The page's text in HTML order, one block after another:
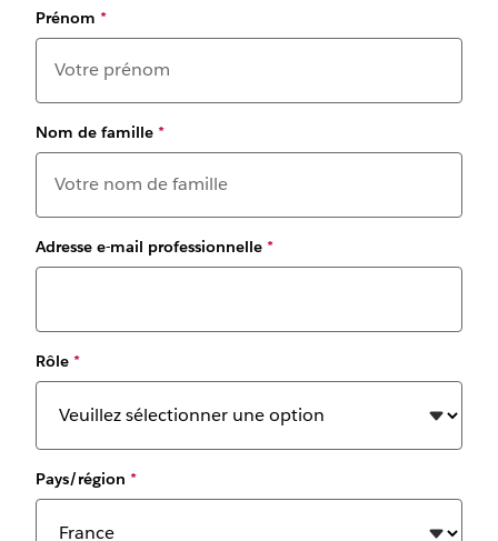
Prénom *
Nom de famille *
Adresse e-mail professionnelle *
Rôle *
Pays/région *